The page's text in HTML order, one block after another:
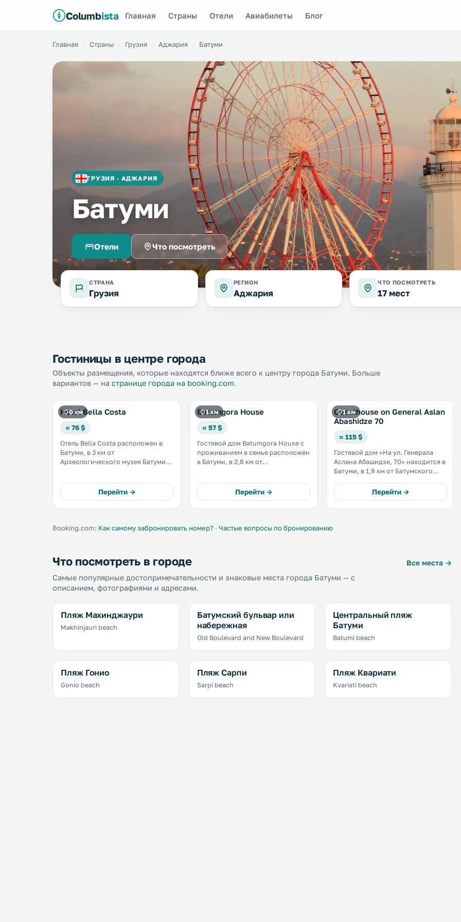
Columbista Главная Страны Отели Авиабилеты Блог
Главная Страны Грузия Аджария Батуми
ГРУЗИЯ · АДЖАРИЯ
Батуми
Отели Что посмотреть
СТРАНА
Грузия
РЕГИОН
Аджария
ЧТО ПОСМОТРЕТЬ
17 мест
Гостиницы в центре города
Объекты размещения, которые находятся ближе всего к центру города Батуми. Больше
вариантов — на странице города на booking.com.
0 км
Hotel Bella Costa
≈ 76 $
Отель Bella Costa расположен в
Батуми, в 3 км от
Археологического музея Батуми.
услугам гостей открытый бассейн,
детская игровая площадка,
терраса для загара и бар. .
Перейти →
1 км
Batumgora House
≈ 57 $
Гостевой дом Batumgora House с
проживанием в семье расположен
в Батуми, в 2,8 км от
бесплатная частная парковка на
территории. .
Перейти →
1 км
Guesthouse on General Aslan
Abashidze 70
≈ 115 $
Гостевой дом «На ул. Генерала
Аслана Абашидзе, 70» находится в
Батуми, в 1,9 км от Батумского
распоряжении гостей номера с
кондиционером и бесплатным Wi-
Fi. Предоставляется бесплатная
Перейти →
Booking.com: Как самому забронировать номер? · Частые вопросы по бронированию
Что посмотреть в городе
Все места →
Самые популярные достопримечательности и знаковые места города Батуми — с
описанием, фотографиями и адресами.
Пляж Махинджаури
Makhinjauri beach
Батумский бульвар или
набережная
Old Boulevard and New Boulevard
Центральный пляж
Батуми
Batumi beach
Пляж Гонио
Gonio beach
Пляж Сарпи
Sarpi beach
Пляж Квариати
Kvariati beach